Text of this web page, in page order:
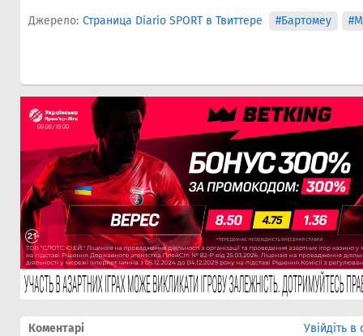
Джерело: Страница Diario SPORT в Твиттере #Бартомеу
Коментарі Увійдіть в